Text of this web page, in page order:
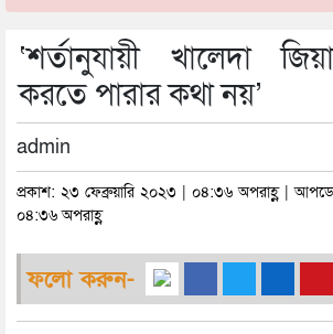
‌‘শর্তানুযায়ী খালেদা
করতে পারার কথা নয়’
admin
প্রকাশ: ২৩ ফেব্রুয়ারি ২০২৩ | ০৪:৩৬ অপরাহ্ণ |
০৪:৩৬ অপরাহ্ণ
ফলো করুন-